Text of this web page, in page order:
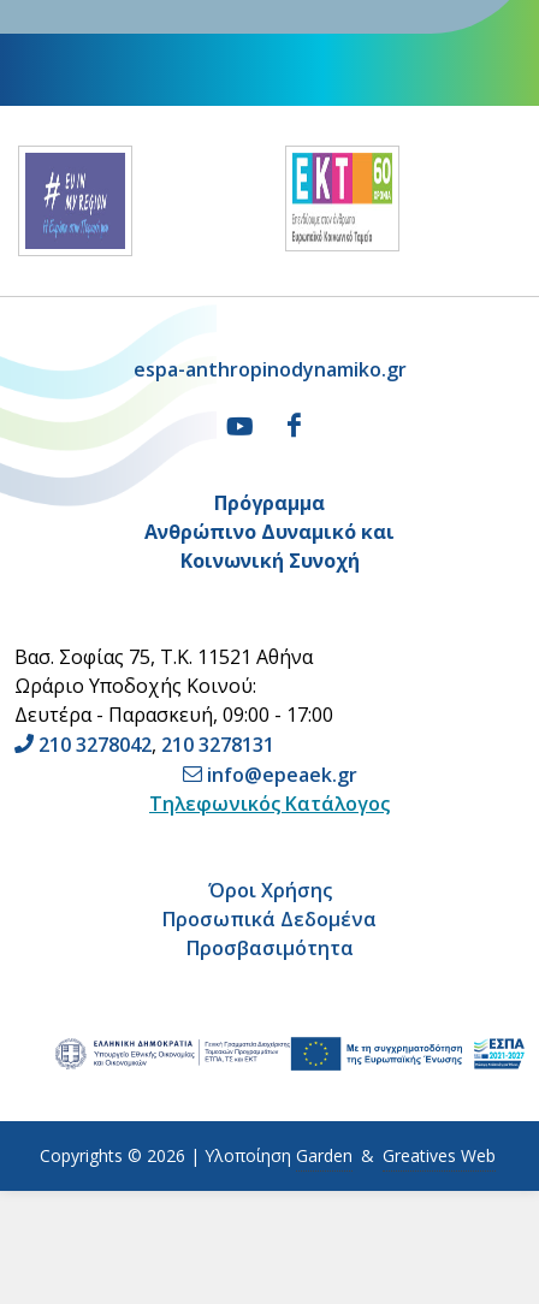
espa-anthropinodynamiko.gr
Βασ. Σοφίας 75, Τ.Κ. 11521 Αθήνα
Ωράριο Υποδοχής Κοινού:
Δευτέρα - Παρασκευή, 09:00 - 17:00
210 3278042, 210 3278131
info@epeaek.gr
Τηλεφωνικός Κατάλογος
Πρόγραμμα
Ανθρώπινο Δυναμικό και
Κοινωνική Συνοχή
Όροι Χρήσης
Προσωπικά Δεδομένα
Προσβασιμότητα
Copyrights © 2026 | Υλοποίηση Garden & Greatives Web